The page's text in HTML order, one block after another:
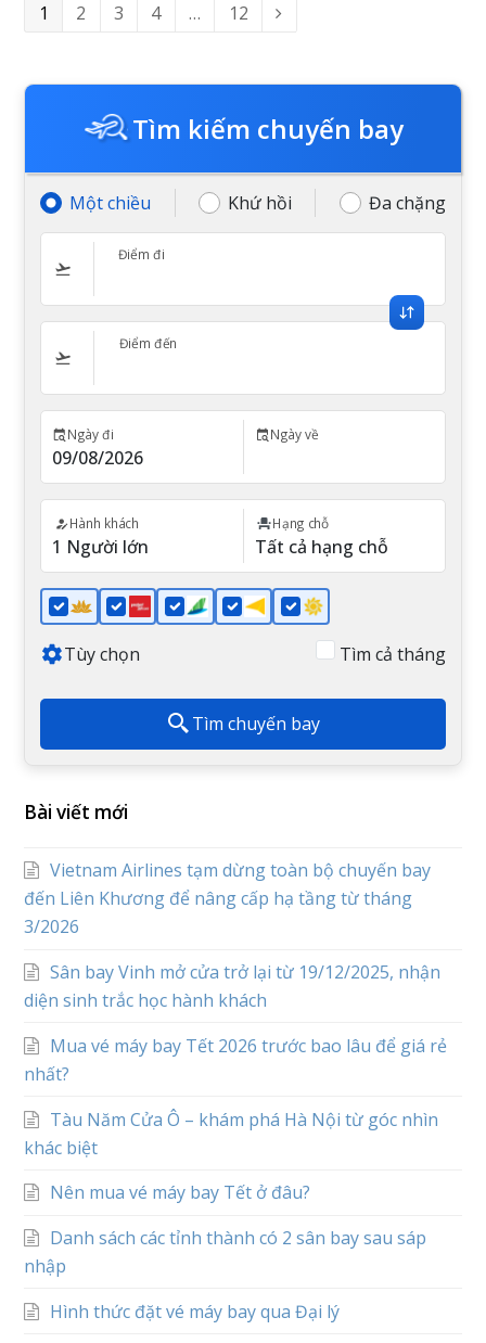
Page
1 Page
2 Page
3 Page
4 … Page
12
Tìm kiếm chuyến bay
Một chiều Khứ hồi Đa chặng
Điểm đi
Điểm đến
Ngày đi Ngày về
Hành khách Hạng chỗ
Tùy chọn Tìm cả tháng
Tìm chuyến bay
Bài viết mới
Vietnam Airlines tạm dừng toàn bộ chuyến bay
đến Liên Khương để nâng cấp hạ tầng từ tháng
3/2026
Sân bay Vinh mở cửa trở lại từ 19/12/2025, nhận
diện sinh trắc học hành khách
Mua vé máy bay Tết 2026 trước bao lâu để giá rẻ
nhất?
Tàu Năm Cửa Ô – khám phá Hà Nội từ góc nhìn
khác biệt
Nên mua vé máy bay Tết ở đâu?
Danh sách các tỉnh thành có 2 sân bay sau sáp
nhập
Hình thức đặt vé máy bay qua Đại lý